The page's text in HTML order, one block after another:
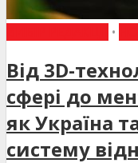
•
Від 3D-
сфері до
як Україна
систему